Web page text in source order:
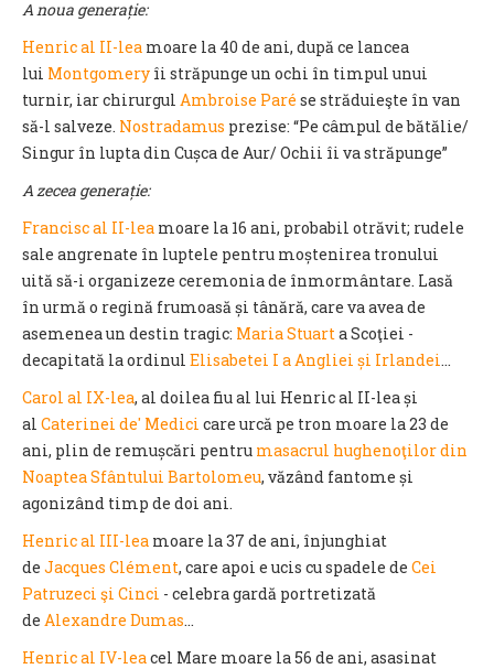
A noua generație:
Henric al II-lea moare la 40 de ani, după ce lancea
lui Montgomery îi străpunge un ochi în timpul unui
turnir, iar chirurgul Ambroise Paré se străduieşte în van
să-l salveze. Nostradamus prezise: “Pe câmpul de bătălie/
Singur în lupta din Cușca de Aur/ Ochii îi va străpunge”
A zecea generație:
Francisc al II-lea moare la 16 ani, probabil otrăvit; rudele
sale angrenate în luptele pentru moștenirea tronului
uită să-i organizeze ceremonia de înmormântare. Lasă
în urmă o regină frumoasă și tânără, care va avea de
asemenea un destin tragic: Maria Stuarta Scoţiei -
decapitată la ordinul Elisabetei I a Angliei și Irlandei…
Carol al IX-lea, al doilea fiu al lui Henric al II-lea și
al Caterinei de' Medici care urcă pe tron moare la 23 de
ani, plin de remușcări pentru masacrul hughenoţilor din
Noaptea Sfântului Bartolomeu, văzând fantome și
agonizând timp de doi ani.
Henric al III-lea moare la 37 de ani, înjunghiat
de Jacques Clément, care apoi e ucis cu spadele de Cei
Patruzeci şi Cinci - celebra gardă portretizată
de Alexandre Dumas…
Henric al IV-leacel Mare moare la 56 de ani, asasinat